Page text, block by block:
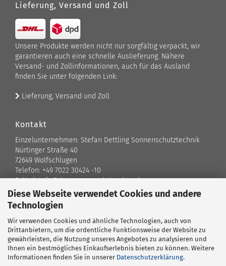
Diese Webseite verwendet Cookies und andere
Technologien
Wir verwenden Cookies und ähnliche Technologien, auch von
Drittanbietern, um die ordentliche Funktionsweise der Website zu
gewährleisten, die Nutzung unseres Angebotes zu analysieren und
Ihnen ein bestmögliches Einkaufserlebnis bieten zu können. Weitere
Informationen finden Sie in unserer Datenschutzerklärung.
Lieferung, Versand und Zoll
Unsere Produkte werden nicht nur sorgfältig verpackt, wir
garantieren auch eine schnelle Auslieferung. Nähere
Versand- und Zollinformationen, auch für das Ausland
finden Sie unter folgenden Link:
Lieferung, Versand und Zoll
Kontakt
Einzelunternehmen: Stefan Dettling Sonnenschutztechnik
Nürtinger Straße 40
72649 Wolfschlugen
Telefon: +49 7022 30424 -10
E-Mail: info@der-sonnenschutz-shop.de
Kontaktformular
Standort
Ansprechpartner